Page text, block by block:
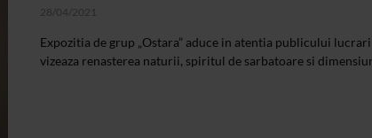
28/04/2021
Expozitia de grup „Ostara” aduce in atentia publicului
vizeaza renasterea naturii, spiritul de sarbatoare si